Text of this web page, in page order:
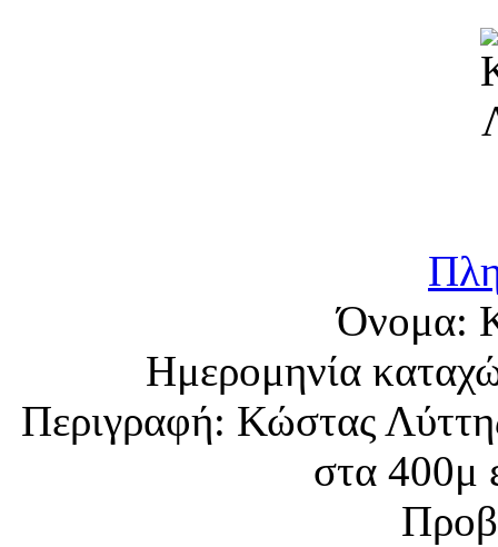
Όνομα:
Ημερομηνία
Περιγραφή: Κώστας
στα 400μ